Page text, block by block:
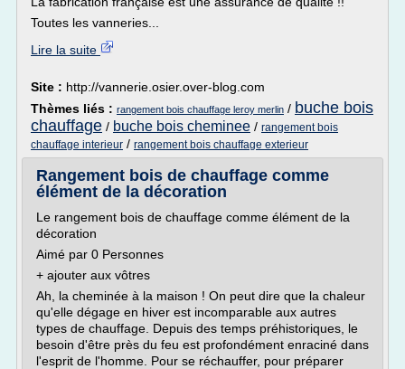
Toutes les vanneries...
Lire la suite
Site : http://vannerie.osier.over-blog.com
Thèmes liés : rangement bois chauffage leroy merlin / buche bois
chauffage / buche bois cheminee / rangement bois
chauffage interieur / rangement bois chauffage exterieur
Rangement bois de chauffage comme
élément de la décoration
Le rangement bois de chauffage comme élément de la
décoration
Aimé par 0 Personnes
+ ajouter aux vôtres
Ah, la cheminée à la maison ! On peut dire que la chaleur
qu'elle dégage en hiver est incomparable aux autres
types de chauffage. Depuis des temps préhistoriques, le
besoin d'être près du feu est profondément enraciné dans
l'esprit de l'homme. Pour se réchauffer, pour préparer